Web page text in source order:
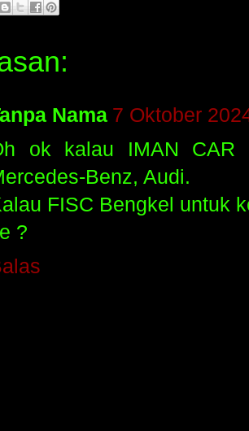
Nama 7 Oktober
ok kalau IMAN CAR
Benz, Audi.
FISC Bengkel untuk
?